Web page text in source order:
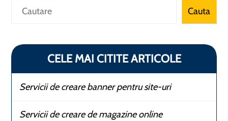
Caută Cauta
CELE MAI CITITE ARTICOLE
Servicii de creare banner pentru site-uri
Servicii de creare de magazine online